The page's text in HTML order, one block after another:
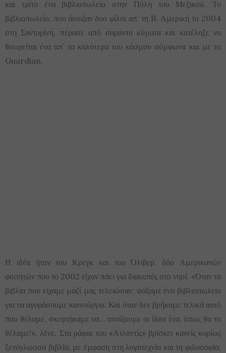
και τρίτο ένα βιβλιοπωλείο στην Πόλη του Μεξικού. Το
βιβλιοπωλείο, που άνοιξαν δυο φίλοι απ’ τη Β. Αμερική το 2004
στη Σαντορίνη, πέρασε από σαράντα κύματα και κατέληξε να
θεωρείται ένα απ’ τα καλύτερα του κόσμου σύμφωνα και με το
Guardian.
Η ιδέα ήταν του Κρεγκ και του Όλιβερ, δύο Αμερικανών
φοιτητών που το 2002 είχαν πάει για διακοπές στο νησί. «Όταν τα
βιβλία που είχαμε μαζί μας τελειώσαν, ψάξαμε ένα βιβλιοπωλείο
για να αγοράσουμε καινούργια. Και όταν δεν βρήκαμε τελικά αυτό
που θέλαμε, σκεφτήκαμε να… ανοίξουμε οι ίδιοι ένα, όπως θα το
θέλαμε!», λένε. Στα ράφια του «Ατλαντίς» βρίσκει κανείς κυρίως
ξενόγλωσσα βιβλία, με έμφαση στη λογοτεχνία και τη φιλοσοφία,